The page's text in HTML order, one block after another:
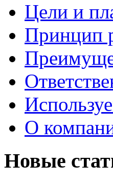
Цели и
Принцип
О
Новые